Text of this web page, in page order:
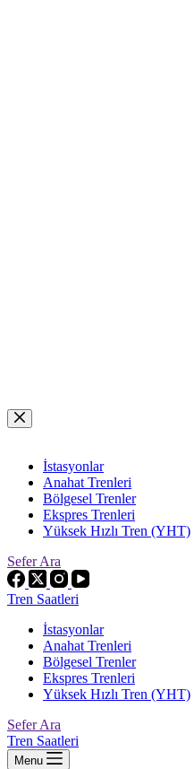
Skip
to
İstasyonlar
Anahat Trenleri
Bölgesel Trenler
Ekspres Trenleri
Yüksek Hızlı Tren (YHT)
Sefer Ara
Tren Saatleri
İstasyonlar
Anahat Trenleri
Bölgesel Trenler
Ekspres Trenleri
Yüksek Hızlı Tren (YHT)
Sefer Ara
Tren Saatleri
Menu